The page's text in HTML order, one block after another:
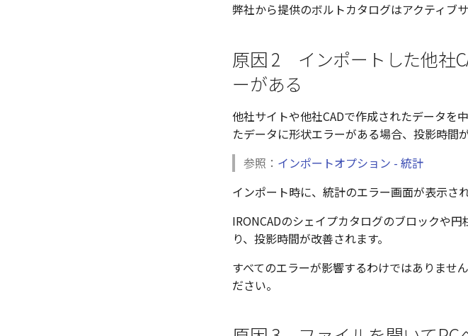
弊社から提供のボルトカタログはアクティブ
原因 2 インポートした他社
ーがある
他社サイトや他社CADで作成されたデータを
たデータに形状エラーがある場合、投影時間
参照： インポートオプション - 統計
インポート時に、統計のエラー画面が表示さ
IRONCADのシェイプカタログのブロックや
り、投影時間が改善されます。
すべてのエラーが影響するわけではありま
ださい。